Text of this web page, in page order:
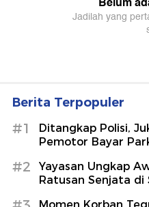
Berita Terpopuler
#1
Ditangkap Polisi,
Pemotor Bayar
#2
Yayasan Ungkap
Ratusan Senjata di